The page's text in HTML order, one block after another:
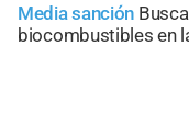
Media sanción
biocombustibles en